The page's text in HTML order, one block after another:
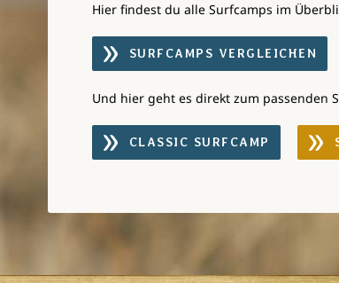
Hier findest du alle Surfcamps im
SURFCAMPS VERGLEICHEN
Und hier geht es direkt zum passenden
CLASSIC SURFCAMP